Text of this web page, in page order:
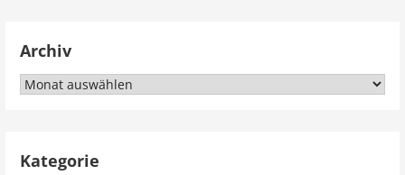
Archiv
Archiv
Kategorie